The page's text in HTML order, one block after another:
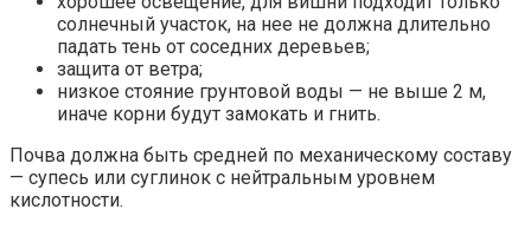
солнечный участок, на нее не должна длительно
падать тень от соседних деревьев;
защита от ветра;
низкое стояние грунтовой воды — не выше 2 м,
иначе корни будут замокать и гнить.
Почва должна быть средней по механическому составу
— супесь или суглинок с нейтральным уровнем
кислотности.